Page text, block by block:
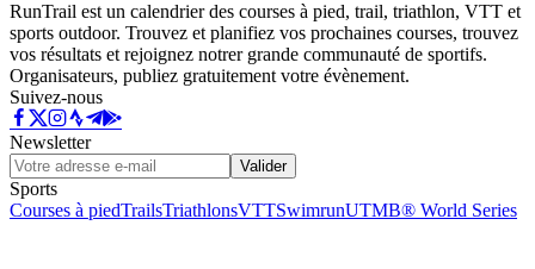
RunTrail est un calendrier des courses à pied, trail, triathlon, VTT et
sports outdoor. Trouvez et planifiez vos prochaines courses, trouvez
vos résultats et rejoignez notrer grande communauté de sportifs.
Organisateurs, publiez gratuitement votre évènement.
Suivez-nous
Newsletter
Valider
Sports
Courses à piedTrailsTriathlonsVTTSwimrunUTMB® World Series